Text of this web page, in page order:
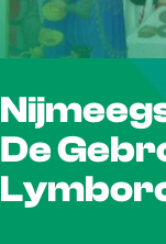
De